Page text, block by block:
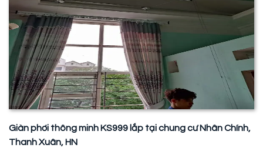
Giàn phơi thông minh KS999 lắp tại chung cư Nhân Chính,
Thanh Xuân, HN